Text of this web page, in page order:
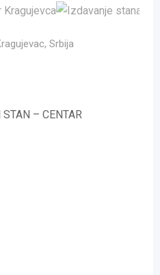
, Srbija
– CENTAR